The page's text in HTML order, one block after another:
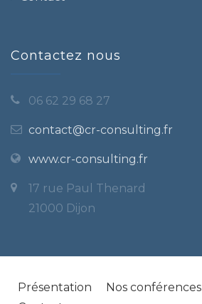
Contactez nous
06 62 29 68 27
contact@cr-consulting.fr
www.cr-consulting.fr
17 rue Paul Thenard
21000 Dijon
Présentation Nos conférences